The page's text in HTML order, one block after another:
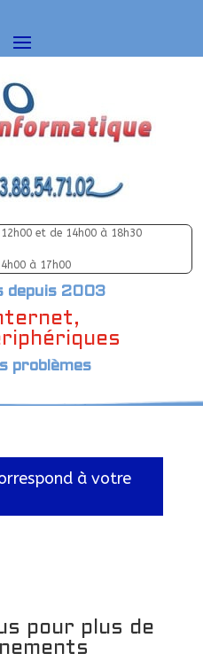
et de 14h00 à 18h30
à 17h00
depuis 2003
problèmes
à votre
pour plus de